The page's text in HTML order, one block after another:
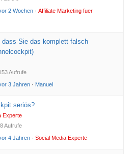
2 Wochen ·Affiliate Marketing fuer
dass Sie das komplett falsch
Aufrufe
3 Jahren · Manuel
seriös?
Experte
Aufrufe
4 Jahren ·Social Media Experte